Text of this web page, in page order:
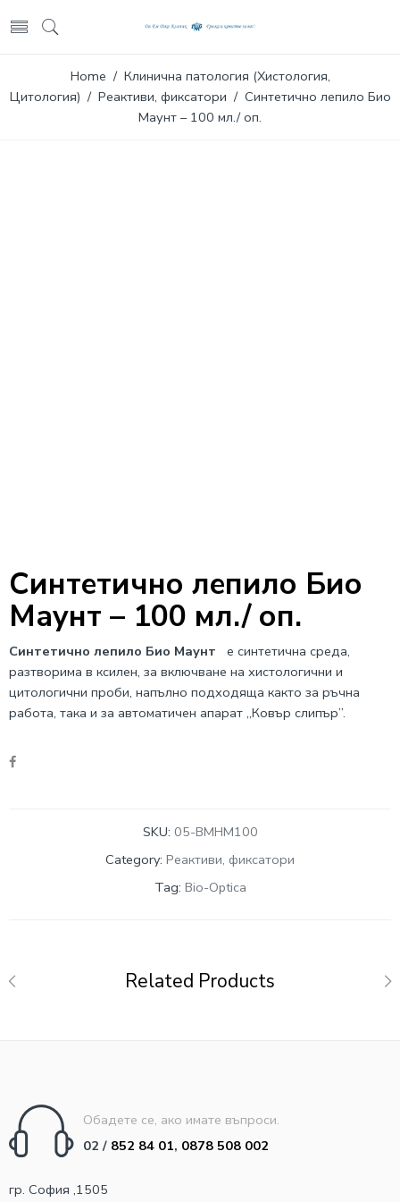
Home / Клинична патология (Хистология,
Цитология) / Реактиви, фиксатори / Синтетично лепило Био
Маунт – 100 мл./ оп.
Синтетично лепило Био
Маунт – 100 мл./ оп.
Синтетично лепило Био Маунт e синтетична среда,
разтворима в ксилен, за включване на хистологични и
цитологични проби, напълно подходяща както за ръчна
работа, така и за автоматичен апарат „Ковър слипър”.
SKU: 05-BMHM100
Category: Реактиви, фиксатори
Tag: Bio-Optica
Related Products
Обадете се, ако имате въпроси.
02 / 852 84 01, 0878 508 002
гр. София ,1505